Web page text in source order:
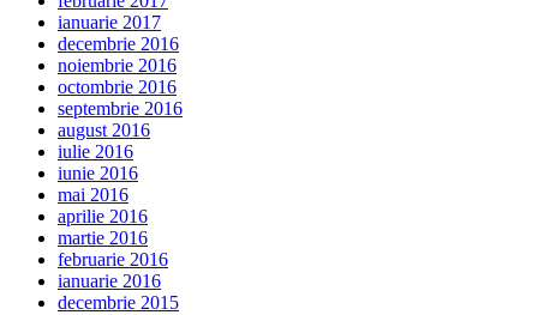
ianuarie 2017
decembrie 2016
noiembrie 2016
octombrie 2016
septembrie 2016
august 2016
iulie 2016
iunie 2016
mai 2016
aprilie 2016
martie 2016
februarie 2016
ianuarie 2016
decembrie 2015